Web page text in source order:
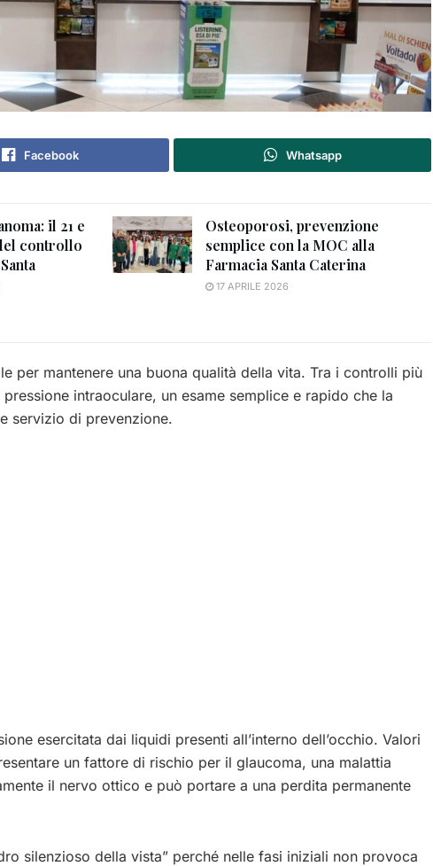
Facebook Whatsapp
il 21 e
controllo
Osteoporosi, prevenzione
semplice con la MOC alla
Farmacia Santa Caterina
17 APRILE 2026
per mantenere una buona qualità della vita. Tra i controlli più
intraoculare, un esame semplice e rapido che la
servizio di prevenzione.
esercitata dai liquidi presenti all’interno dell’occhio. Valori
un fattore di rischio per il glaucoma, una malattia
il nervo ottico e può portare a una perdita permanente
silenzioso della vista” perché nelle fasi iniziali non provoca